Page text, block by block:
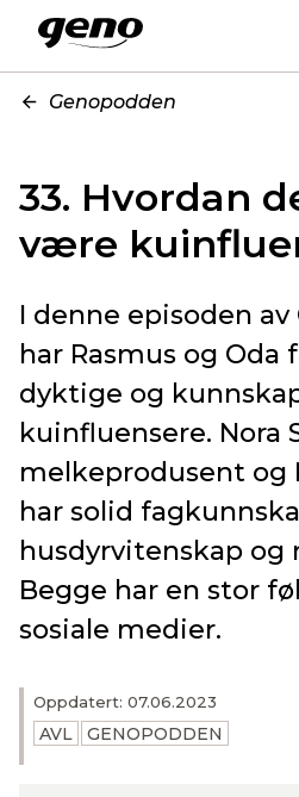
Genopodden
33. Hvordan
være
Oppdatert: 07.06.2023
AVL GENOPODDEN
I denne episoden
har Rasmus og Oda
dyktige og
kuinfluensere. Nora
melkeprodusent og
har solid
husdyrvitenskap og
Begge har en stor
sosiale medier.